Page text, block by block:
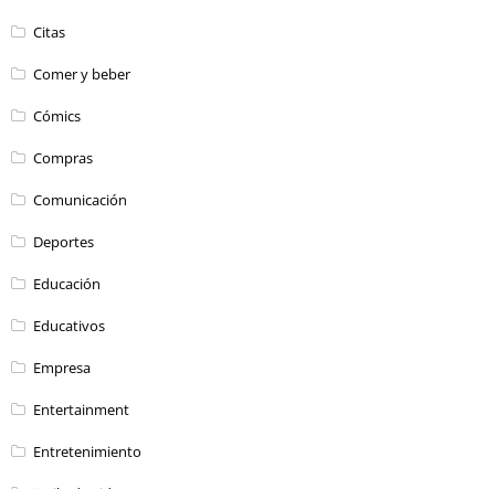
Citas
Comer y beber
Cómics
Compras
Comunicación
Deportes
Educación
Educativos
Empresa
Entertainment
Entretenimiento